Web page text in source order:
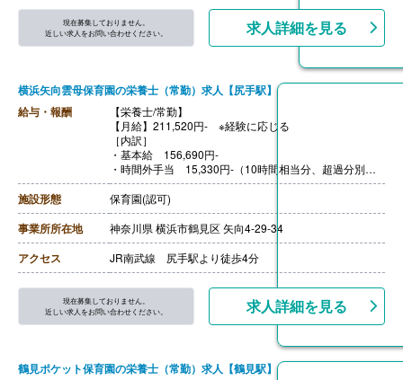
【通勤手当】あり（全額支給）
【昇給】あり（年1回）
【退職金】あり
現在募集しておりません。
近しい求人をお問い合わせください。
求人詳細を見る
横浜矢向雲母保育園の栄養士（常勤）求人【尻手駅】
給与・報酬
【栄養士/常勤】
【月給】211,520円- ※経験に応じる
［内訳］
・基本給 156,690円-
・時間外手当 15,330円-（10時間相当分、超過分別途
支給）
・資格手当 15,000円
・処遇改善手当 15,000円
・その他手当 9,500円
【賞与】年3回（7月・12月・4月) ※評価・業績によって
変動あり
※それぞれの賞与に合わせ別途、処遇改善金等（各60,00
【通勤手当】あり（全額支給）
【昇給】あり（年1回）
【退職金】あり
施設形態 保育園(認可)
事業所所在地 神奈川県 横浜市鶴見区 矢向4-29-34
アクセス JR南武線 尻手駅より徒歩4分
現在募集しておりません。
近しい求人をお問い合わせください。
求人詳細を見る
鶴見ポケット保育園の栄養士（常勤）求人【鶴見駅】